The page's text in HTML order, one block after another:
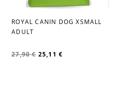
favorite_border
ROYAL CANIN DOG XSMALL
ADULT
27,90 € 25,11 €